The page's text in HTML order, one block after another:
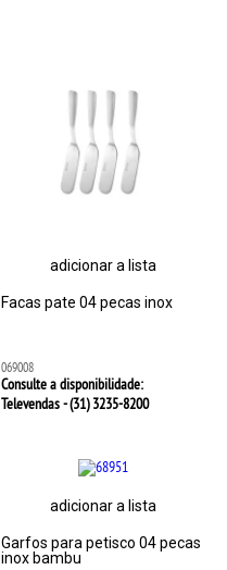
adicionar a lista
Facas pate 04 pecas inox
069008
Consulte a disponibilidade:
Televendas - (31)3235-8200
adicionar a lista
Garfos para petisco 04 pecas
inox bambu